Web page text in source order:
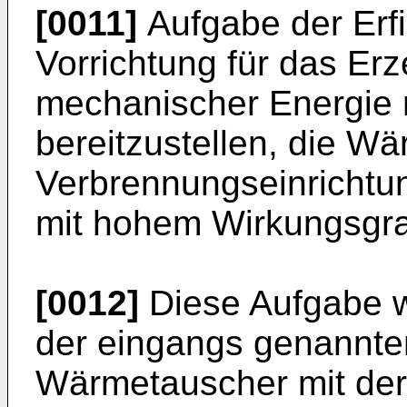
[0011] Aufgabe der
Vorrichtung für das
mechanischer
bereitzustellen, die
mit hohem
[0012] Diese Aufgabe
der eingangs
Wärmetauscher mit